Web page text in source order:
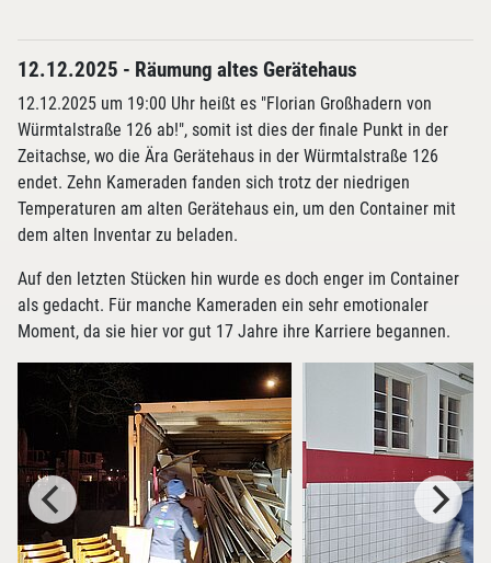
12.12.2025 - Räumung altes Gerätehaus
12.12.2025 um 19:00 Uhr heißt es "Florian Großhadern von
Würmtalstraße 126 ab!", somit ist dies der finale Punkt in der
Zeitachse, wo die Ära Gerätehaus in der Würmtalstraße 126
endet. Zehn Kameraden fanden sich trotz der niedrigen
Temperaturen am alten Gerätehaus ein, um den Container mit
dem alten Inventar zu beladen.
Auf den letzten Stücken hin wurde es doch enger im Container
als gedacht. Für manche Kameraden ein sehr emotionaler
Moment, da sie hier vor gut 17 Jahre ihre Karriere begannen.